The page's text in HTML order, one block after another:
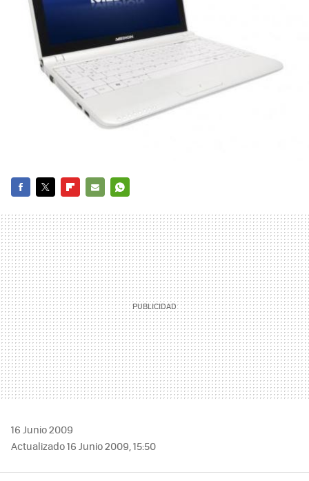
MAIL
16 Junio 2009
Actualizado 16 Junio 2009, 15:50